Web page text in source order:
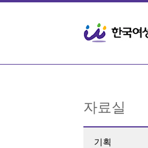
자료실
기획